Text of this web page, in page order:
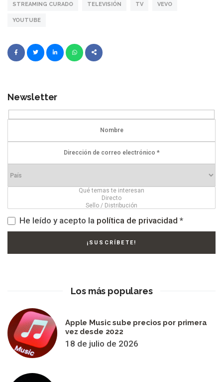
STREAMING CURADO TELEVISIÓN TV VEVO
YOUTUBE
Newsletter
He leído y acepto la política de privacidad *
Los más populares
Apple Music sube precios por primera
vez desde 2022
18 de julio de 2026